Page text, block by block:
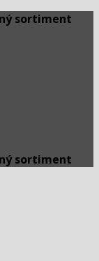
sortiment
sortiment